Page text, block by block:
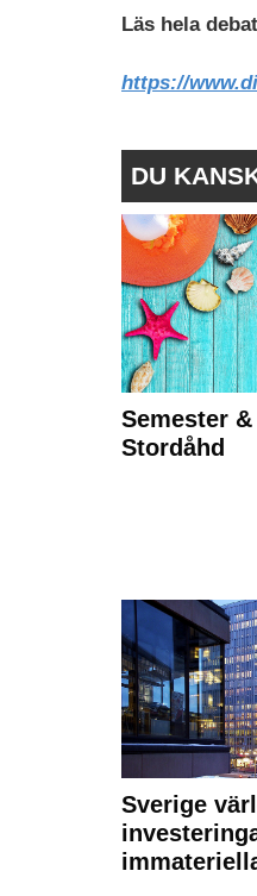
Läs hela
https://
DU
Semester
Stordåhd
Sverige